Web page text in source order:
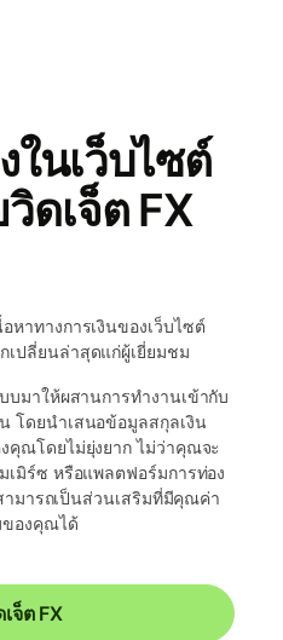
นเว็บไซต์
ดเจ็ต FX
าทางการเงินของเว็บไซต์
ปลี่ยนล่าสุดแก่ผู้เยี่ยมชม
บมาให้ผสานการทำงานเข้ากับ
โดยนำเสนอข้อมูลสกุลเงิน
คุณโดยไม่ยุ่งยาก ไม่ว่าคุณจะ
เมิร์ซ หรือแพลตฟอร์มการท่อง
ามารถเป็นส่วนเสริมที่มีคุณค่า
ของคุณได้
จ็ต FX